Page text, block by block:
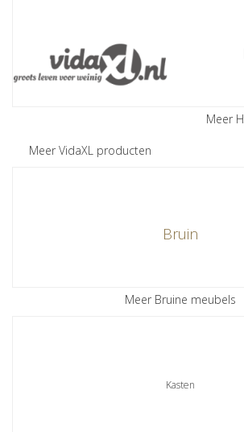
Meer VidaXL producten
Meer
Bruin
Meer Bruine meubels
Kasten